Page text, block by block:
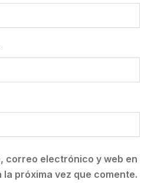
correo electrónico y web en
próxima vez que comente.